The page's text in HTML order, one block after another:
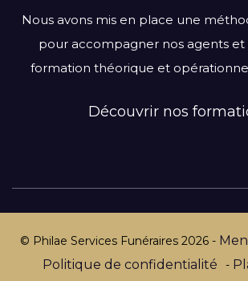
Centre-Val de Loire
Grand Est
Hauts-de-France
Normandie
Nous avons mis en place une
pour accompagner nos agents et
formation théorique et
Découvrir nos
© Philae Services Funéraires 2026 -
Politique de confidentialité -